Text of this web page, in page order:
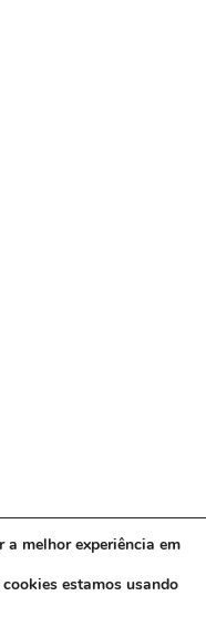
DF
a melhor experiência em
estamos usando